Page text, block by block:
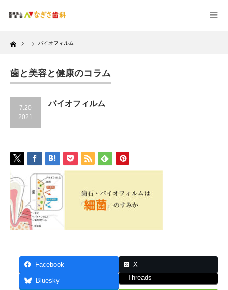
Home バイオフィルム
歯と美容と健康のコラム
7.20
2021
バイオフィルム
Facebook X
Bluesky Threads